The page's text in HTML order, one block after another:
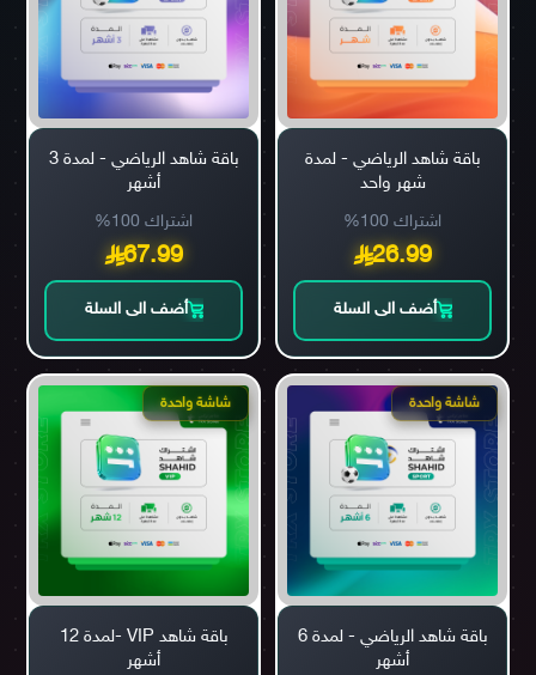
باقة شاهد الرياضي - لمدة
شهر واحد
اشتراك 100%
26.99
أضف الى السلة
باقة شاهد الرياضي - لمدة 3
أشهر
اشتراك 100%
67.99
أضف الى السلة
شاشة واحدة
باقة شاهد الرياضي - لمدة 6
أشهر
شاشة واحدة
باقة شاهد VIP -لمدة 12
أشهر